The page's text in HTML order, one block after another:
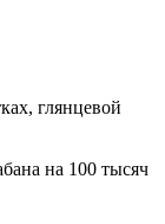
глянцевой
на 100 тысяч